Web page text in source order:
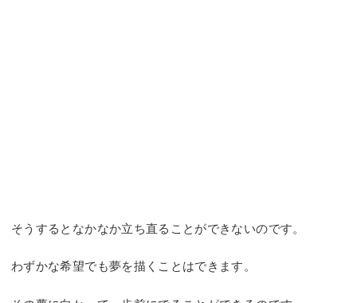
そうするとなかなか立ち直ることができないのです。
わずかな希望でも夢を描くことはできます。